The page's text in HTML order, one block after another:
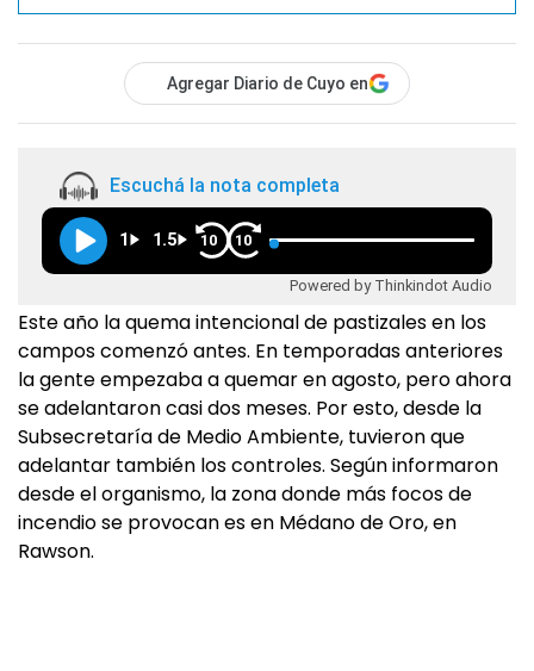
Agregar Diario de Cuyo en
Escuchá la nota completa
1 1.5 10 10
Powered by Thinkindot Audio
Este año la quema intencional de pastizales en los
campos comenzó antes. En temporadas anteriores
la gente empezaba a quemar en agosto, pero ahora
se adelantaron casi dos meses. Por esto, desde la
Subsecretaría de Medio Ambiente, tuvieron que
adelantar también los controles. Según informaron
desde el organismo, la zona donde más focos de
incendio se provocan es en Médano de Oro, en
Rawson.